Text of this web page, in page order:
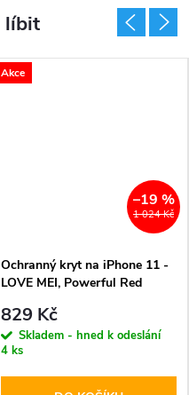
Akce
1 024 Kč
–19 %
Ochranný kryt na iPhone 11 -
LOVE MEI, Powerful Red
829 Kč
Skladem - hned k odeslání
4 ks